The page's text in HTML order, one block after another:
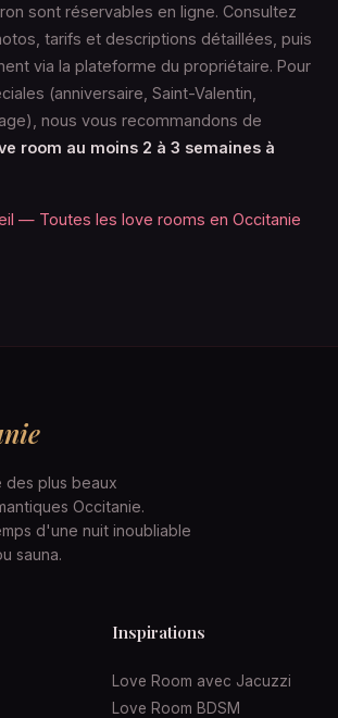
sont réservables en ligne. Consultez
tarifs et descriptions détaillées, puis
via la plateforme du propriétaire. Pour
(anniversaire, Saint-Valentin,
nous vous recommandons de
room au moins 2 à 3 semaines à
— Toutes les love rooms en Occitanie
des plus beaux
Occitanie.
d'une nuit inoubliable
sauna.
Inspirations
Love Room avec Jacuzzi
Love Room BDSM